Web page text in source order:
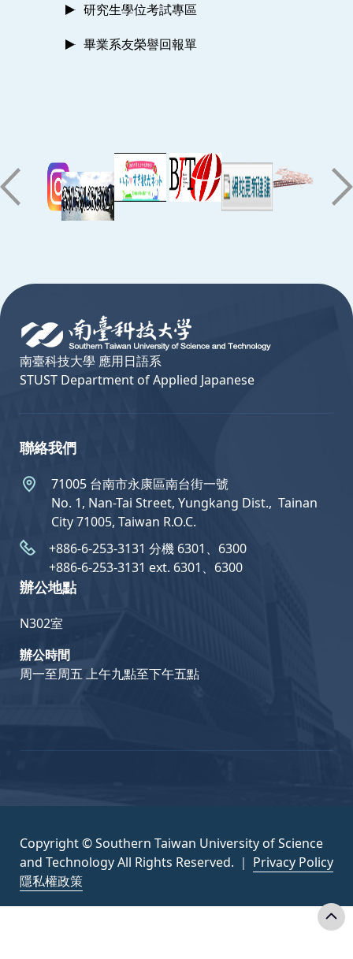
研究生學位考試專區
畢業系友榮譽回報單
南臺科技大學 應用日語系
STUST Department of Applied Japanese
聯絡我們
71005 台南市永康區南台街一號
No. 1, Nan-Tai Street, Yungkang Dist.,  Tainan
City 71005, Taiwan R.O.C.
+886-6-253-3131 分機 6301、6300
+886-6-253-3131 ext. 6301、6300
辦公地點
N302室
辦公時間
周一至周五 上午九點至下午五點
Copyright © Southern Taiwan University of Science
and Technology All Rights Reserved. ｜ Privacy Policy
隱私權政策